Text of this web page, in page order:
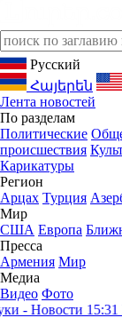
Русский
Հայերեն
Лента новостей
По разделам
Политические
происшествия
Карикатуры
Регион
Арцах Турция
Мир
США Европа
Пресса
Армения Мир
Медиа
Видео Фото
15:31